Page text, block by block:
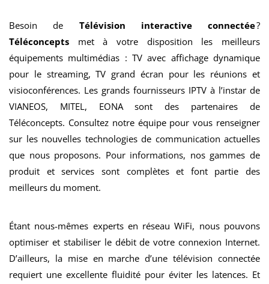
Besoin de Télévision interactive connectée?
Téléconcepts met à votre disposition les meilleurs
équipements multimédias : TV avec affichage dynamique
pour le streaming, TV grand écran pour les réunions et
visioconférences. Les grands fournisseurs IPTV à l’instar de
VIANEOS, MITEL, EONA sont des partenaires de
Téléconcepts. Consultez notre équipe pour vous renseigner
sur les nouvelles technologies de communication actuelles
que nous proposons. Pour informations, nos gammes de
produit et services sont complètes et font partie des
meilleurs du moment.
Étant nous-mêmes experts en réseau WiFi, nous pouvons
optimiser et stabiliser le débit de votre connexion Internet.
D’ailleurs, la mise en marche d’une télévision connectée
requiert une excellente fluidité pour éviter les latences. Et